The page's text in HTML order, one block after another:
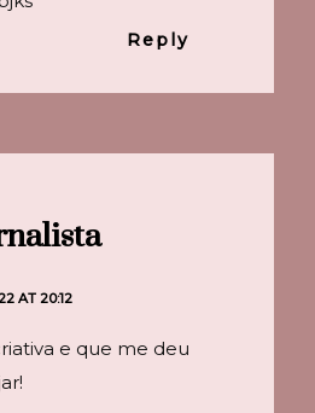
Reply
AT 20:12
e que me deu